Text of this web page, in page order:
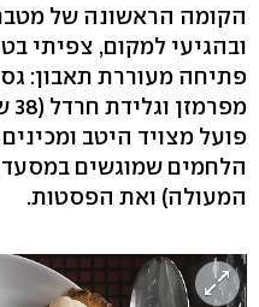
הקומה הראשונה של
ובהגיעי למקום, צפיתי
פתיחה מעוררת תאבון:
פועל מצויד היטב
הלחמים שמוגשים
המעולה) ואת הפסטות.